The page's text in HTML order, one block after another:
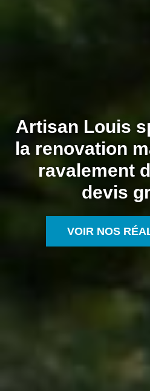
Artisan Louis
la renovation
ravalement
devis
VOIR NOS